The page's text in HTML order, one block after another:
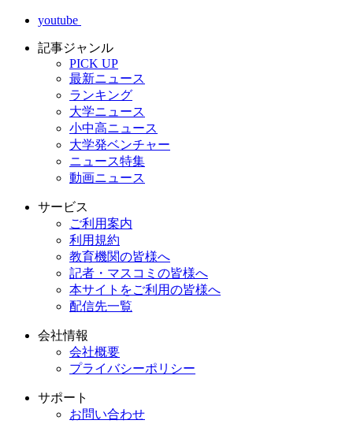
youtube
記事ジャンル
PICK UP
最新ニュース
ランキング
大学ニュース
小中高ニュース
大学発ベンチャー
ニュース特集
動画ニュース
サービス
ご利用案内
利用規約
教育機関の皆様へ
記者・マスコミの皆様へ
本サイトをご利用の皆様へ
配信先一覧
会社情報
会社概要
プライバシーポリシー
サポート
お問い合わせ